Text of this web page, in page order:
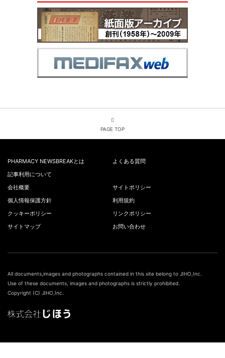
PAGE TOP
PHARMACY NEWSBREAKとは
よくある質問
記事利用について
会社概要
サイトポリシー
個人情報保護方針
利用規約
クッキーポリシー
リンクポリシー
サイトマップ
お問い合わせ
All documents,images and photographs contained in this site belong to JIHO,Inc.
Use of these documents, images and photographs is strictly prohibited.
Copyright (C) JIHO,Inc.